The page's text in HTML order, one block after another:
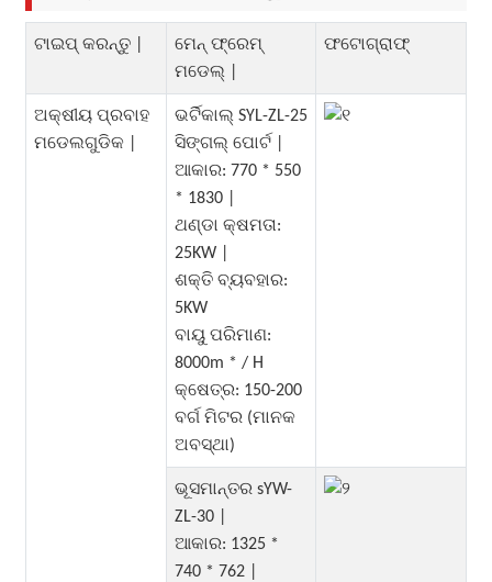
ଟାଇପ୍ କରନ୍ତୁ |
ମେନ୍ ଫ୍ରେମ୍
ମଡେଲ୍ |
ଫଟୋଗ୍ରାଫ୍
ଅକ୍ଷୀୟ ପ୍ରବାହ
ମଡେଲଗୁଡିକ |
ଭର୍ଟିକାଲ୍ SYL-ZL-25
ସିଙ୍ଗଲ୍ ପୋର୍ଟ |
ଆକାର: 770 * 550
* 1830 |
ଥଣ୍ଡା କ୍ଷମତା:
25KW |
ଶକ୍ତି ବ୍ୟବହାର:
5KW
ବାୟୁ ପରିମାଣ:
8000m * / H
କ୍ଷେତ୍ର: 150-200
ବର୍ଗ ମିଟର (ମାନକ
ଅବସ୍ଥା)
ଭୂସମାନ୍ତର sYW-
ZL-30 |
ଆକାର: 1325 *
740 * 762 |